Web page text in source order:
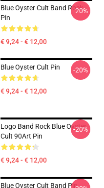
Blue Oyster Cult Band Rock
Pin
€ 9,24 - € 12,00
-20%
Blue Oyster Cult Pin
€ 9,24 - € 12,00
-20%
Logo Band Rock Blue Oyster
Cult 90Art Pin
€ 9,24 - € 12,00
-20%
Blue Oyster Cult Band Pin